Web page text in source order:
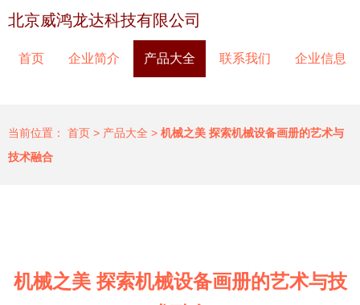
北京威鸿龙达科技有限公司
首页 企业简介 产品大全 联系我们 企业信息
当前位置： 首页 > 产品大全 > 机械之美 探索机械设备画册的艺术与
技术融合
机械之美 探索机械设备画册的艺术与技